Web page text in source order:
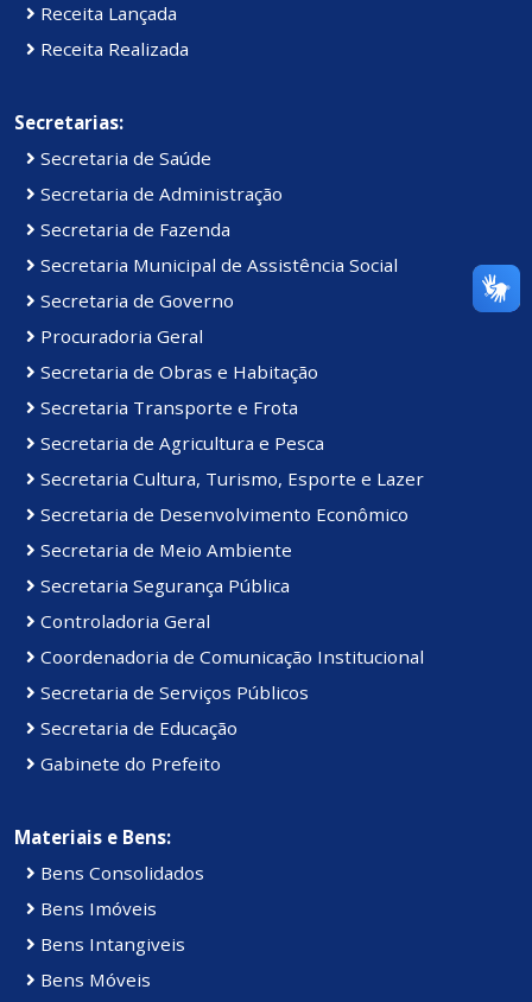
Receita Lançada
Receita Realizada
Secretarias:
Secretaria de Saúde
Secretaria de Administração
Secretaria de Fazenda
Secretaria Municipal de Assistência Social
Secretaria de Governo
Procuradoria Geral
Secretaria de Obras e Habitação
Secretaria Transporte e Frota
Secretaria de Agricultura e Pesca
Secretaria Cultura, Turismo, Esporte e Lazer
Secretaria de Desenvolvimento Econômico
Secretaria de Meio Ambiente
Secretaria Segurança Pública
Controladoria Geral
Coordenadoria de Comunicação Institucional
Secretaria de Serviços Públicos
Secretaria de Educação
Gabinete do Prefeito
Materiais e Bens:
Bens Consolidados
Bens Imóveis
Bens Intangiveis
Bens Móveis